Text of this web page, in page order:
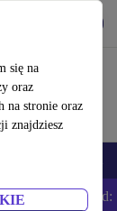
się na
oraz
na stronie oraz
znajdziesz
– Kod: